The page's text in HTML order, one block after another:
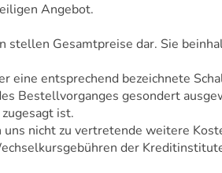
Angebot.
stellen Gesamtpreise dar. Sie
eine entsprechend bezeichnete
Bestellvorganges gesondert
ist.
nicht zu vertretende weitere
der